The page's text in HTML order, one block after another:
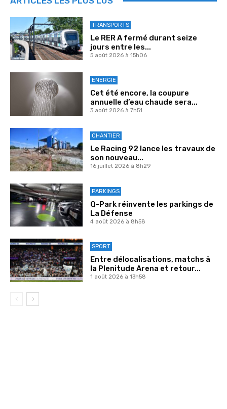
TRANSPORTS
Le RER A fermé durant seize
jours entre les...
5 août 2026 à 15h06
ENERGIE
Cet été encore, la coupure
annuelle d’eau chaude sera...
3 août 2026 à 7h51
CHANTIER
Le Racing 92 lance les travaux de
son nouveau...
16 juillet 2026 à 8h29
PARKINGS
Q-Park réinvente les parkings de
La Défense
4 août 2026 à 8h58
SPORT
Entre délocalisations, matchs à
la Plenitude Arena et retour...
1 août 2026 à 13h58